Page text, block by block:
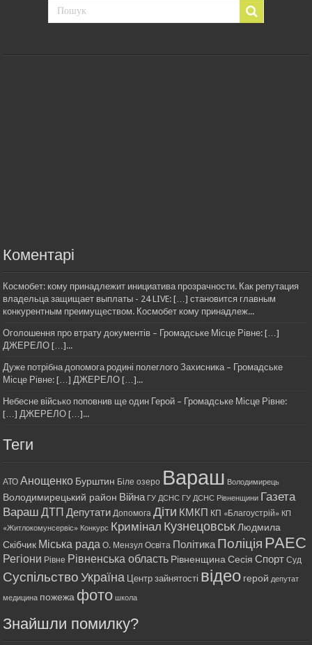
Коментарі
Космобет: кому принадлежит инициатива прозрачности. Как репутация
владельца защищает выплаты - 24 LIVE: […] становится главным
конкурентным преимуществом. Космобет кому принадлеж...
Оголошення про втрату документів – Громадське Місце Рівне: […]
ДЖЕРЕЛО […]...
Дуже потрібна допомога родині полеглого Захисника – Громадське
Місце Рівне: […] ДЖЕРЕЛО […]...
Небесне військо поповнив ще один Герой – Громадське Місце Рівне:
[…] ДЖЕРЕЛО […]...
Теги
АТО Анощенко Бурштин Біле озеро Вараш Володимирець
Володимирецький район Війна ГУ ДСНС ГУ ДСНС Рівненщини Газета
Вараш ДТП Депутати Допомога Діти КМКП КП «Благоустрій» КП
«Житлокомунсервіс» Конкурс Кримінал Кузнецовськ Людмила
Скібчик Міська рада О. Мензул Освіта ПолітикаПоліція РАЕС
Регіони Рівне Рівненська область Рівненщина Сесія Спорт Суд
Суспільство Україна Центр зайнятості відео герой депутат
медицина пожежа фото школа
Знайшли помилку?